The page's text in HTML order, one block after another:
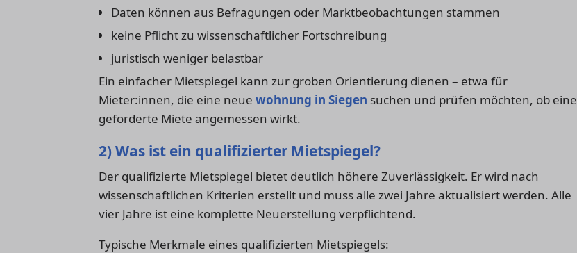
Daten können aus Befragungen oder Marktbeobachtungen stammen
keine Pflicht zu wissenschaftlicher Fortschreibung
juristisch weniger belastbar
Ein einfacher Mietspiegel kann zur groben Orientierung dienen – etwa für
Mieter:innen, die eine neue wohnung in Siegen suchen und prüfen möchten, ob eine
geforderte Miete angemessen wirkt.
2) Was ist ein qualifizierter Mietspiegel?
Der qualifizierte Mietspiegel bietet deutlich höhere Zuverlässigkeit. Er wird nach
wissenschaftlichen Kriterien erstellt und muss alle zwei Jahre aktualisiert werden. Alle
vier Jahre ist eine komplette Neuerstellung verpflichtend.
Typische Merkmale eines qualifizierten Mietspiegels: